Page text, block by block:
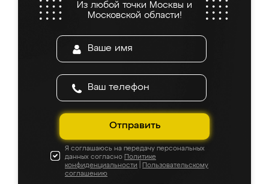
Из любой точки Москвы и
Московской области!
Отправить
Я соглашаюсь на передачу персональных
данных согласно Политике
конфиденциальности
Пользовательскому
соглашению